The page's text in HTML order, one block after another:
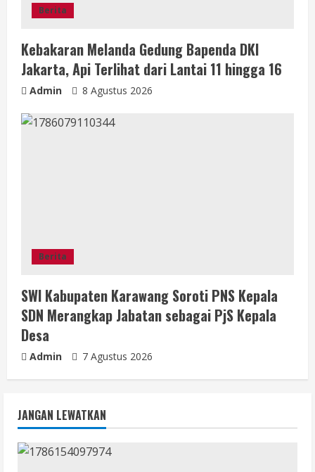
Berita
Kebakaran Melanda Gedung Bapenda DKI
Jakarta, Api Terlihat dari Lantai 11 hingga 16
Admin 8 Agustus 2026
Berita
SWI Kabupaten Karawang Soroti PNS Kepala
SDN Merangkap Jabatan sebagai PjS Kepala
Desa
Admin 7 Agustus 2026
JANGAN LEWATKAN